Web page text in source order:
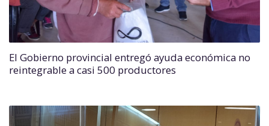
El Gobierno provincial entregó ayuda económica no
reintegrable a casi 500 productores